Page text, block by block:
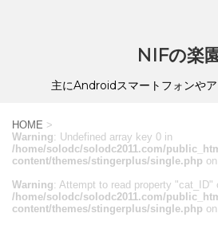
NIFの楽
主にAndroidスマートフォンや
HOME >
Warning: Undefined array key 0 in
/home/solodc/solodc2011.com/
content/themes/stingerplus/single.php
Warning: Attempt to read property "cat_ID"
/home/solodc/solodc2011.com/
content/themes/stingerplus/single.php